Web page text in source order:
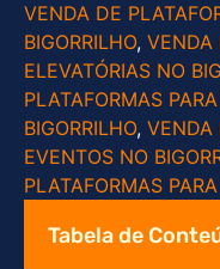
VENDA DE
BIGORRILHO, VENDA
ELEVATÓRIAS NO
PLATAFORMAS
BIGORRILHO, VENDA
EVENTOS NO
PLATAFORMAS
Tabela de